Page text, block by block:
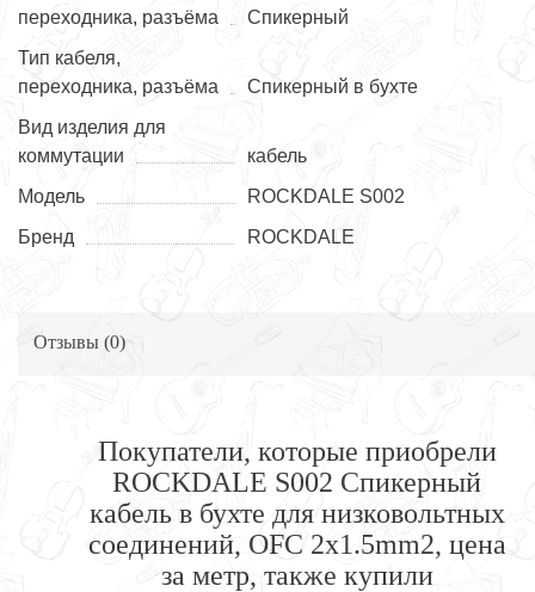
переходника, разъёма
Спикерный
Тип кабеля,
переходника, разъёма
Спикерный в бухте
Вид изделия для
коммутации
кабель
Модель
ROCKDALE S002
Бренд
ROCKDALE
Отзывы (0)
Покупатели, которые приобрели
ROCKDALE S002 Спикерный
кабель в бухте для низковольтных
соединений, OFC 2x1.5mm2, цена
за метр, также купили